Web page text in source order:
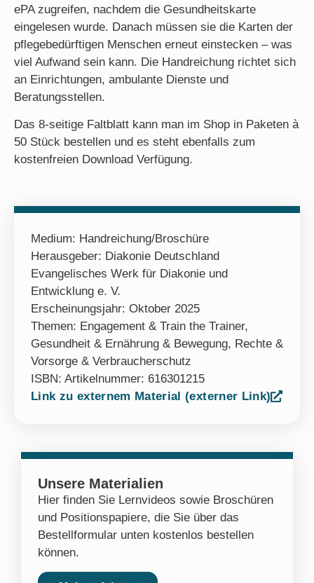
ePAzugreifen, nachdem die Gesundheitskarte
eingelesen wurde. Danach müssen sie die Karten der
pflegebedürftigen Menschen erneut einstecken – was
viel Aufwand sein kann. Die Handreichung richtet sich
an Einrichtungen, ambulante Dienste und
Beratungsstellen.
Das 8-seitige Faltblatt kann man im Shop in Paketen à
50 Stück bestellen und es steht ebenfalls zum
kostenfreien Download Verfügung.
Medium: Handreichung/Broschüre
Herausgeber: Diakonie Deutschland
Evangelisches Werk für Diakonie und
Entwicklung e. V.
Erscheinungsjahr: Oktober 2025
Themen: Engagement & Train the Trainer,
Gesundheit & Ernährung & Bewegung, Rechte &
Vorsorge & Verbraucherschutz
ISBN: Artikelnummer: 616301215
Link zu externem Material (externer Link)
Unsere Materialien
Hier finden Sie Lernvideos sowie Broschüren
und Positionspapiere, die Sie über das
Bestellformular unten kostenlos bestellen
können.